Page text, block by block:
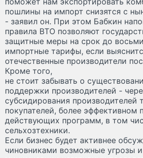
пошлины на импорт снизятся с
- заявил он. При этом Бабкин
правила ВТО позволяют
защитные меры на срок до
импортные тарифы, если
отечественные производители
Кроме того,
не стоит забывать о
поддержки производителей -
субсидирования производителей
покупателей, более эффективном
действующих программ, в том
сельхозтехники.
Если бизнес будет активнее
чиновниками возможные угрозы